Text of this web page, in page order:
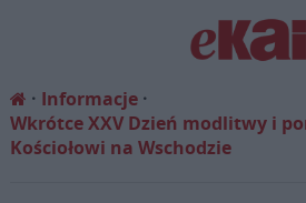
Informacje
Wkrótce XXV Dzień modlitwy i
Kościołowi na Wschodzie